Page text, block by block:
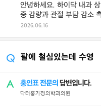
안녕하세요. 하이닥 내과
중 감량과 관절 부담 감소
적힌 상황이라면 몇 가지를
2026.06.16
팔에 철심있는데 수영
홍인표 전문의 답변입니다.
닥터홍가정의학과의원